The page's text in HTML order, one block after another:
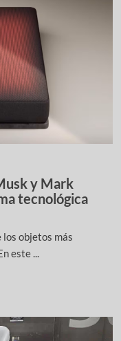
y Mark
tecnológica
los objetos más
este ...